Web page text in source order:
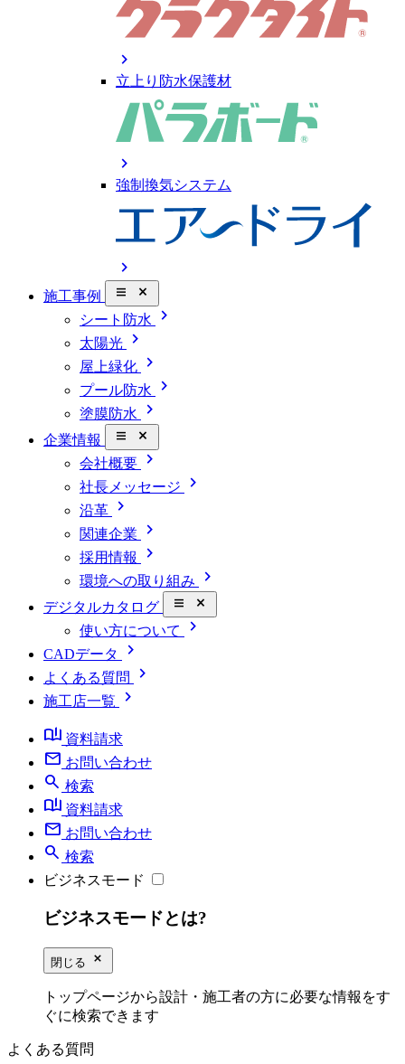
chevron_right
立上り防水保護材
chevron_right
強制換気システム
chevron_right
施工事例 close_small
シート防水 chevron_right
太陽光 chevron_right
屋上緑化 chevron_right
プール防水 chevron_right
塗膜防水 chevron_right
企業情報 close_small
会社概要 chevron_right
社長メッセージ chevron_right
沿革 chevron_right
関連企業 chevron_right
採用情報 chevron_right
環境への取り組み chevron_right
デジタルカタログ close_small
使い方について chevron_right
CADデータ chevron_right
よくある質問 chevron_right
施工店一覧
chevron_right
book_ribbon 資料請求
mail お問い合わせ
search 検索
book_ribbon 資料請求
mail お問い合わせ
search 検索
ビジネスモード
ビジネスモードとは?
閉じる close_small
トップページから設計・施工者の方に必要な情報をす
ぐに検索できます
よくある質問